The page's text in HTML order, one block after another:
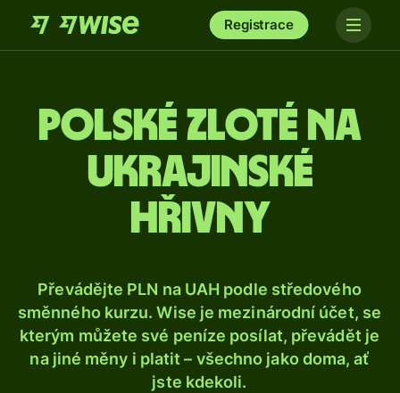
Registrace
Polské zloté na
ukrajinské
hřivny
Převádějte PLN na UAH podle středového
směnného kurzu. Wise je mezinárodní účet, se
kterým můžete své peníze posílat, převádět je
na jiné měny i platit – všechno jako doma, ať
jste kdekoli.